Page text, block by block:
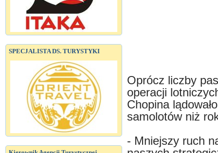
SPECJALISTA DS. TURYSTYKI
Oprócz liczby
operacji
Chopina
samolotów niż
- Mniejszy ruch